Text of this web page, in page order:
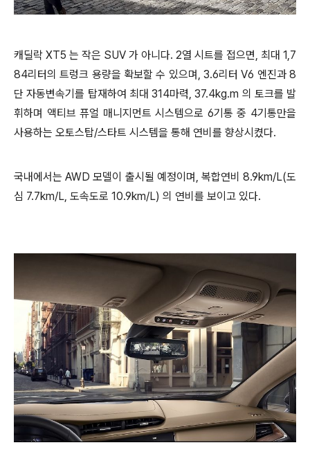
캐딜락 XT5 는 작은 SUV 가 아니다. 2열 시트를 접으면, 최대 1,7
84리터의 트렁크 용량을 확보할 수 있으며, 3.6리터 V6 엔진과 8
단 자동변속기를 탑재하여 최대 314마력, 37.4kg.m 의 토크를 발
휘하며 액티브 퓨얼 매니지먼트 시스템으로 6기통 중 4기통만을
사용하는 오토스탑/스타트 시스템을 통해 연비를 향상시켰다.
국내에서는 AWD 모델이 출시될 예정이며, 복합연비 8.9km/L(도
심 7.7km/L, 도속도로 10.9km/L) 의 연비를 보이고 있다.